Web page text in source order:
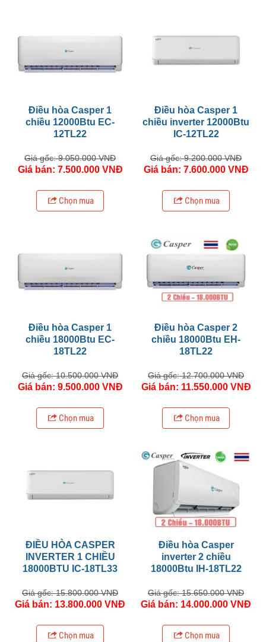
Điều hòa Casper 1
chiều 12000Btu EC-
12TL22
Giá gốc: 9.050.000 VNĐ
Giá bán: 7.500.000 VNĐ
Chọn mua
Điều hòa Casper 1
chiều inverter 12000Btu
IC-12TL22
Giá gốc: 9.200.000 VNĐ
Giá bán: 7.600.000 VNĐ
Chọn mua
Điều hòa Casper 1
chiều 18000Btu EC-
18TL22
Giá gốc: 10.500.000 VNĐ
Giá bán: 9.500.000 VNĐ
Chọn mua
Điều hòa Casper 2
chiều 18000Btu EH-
18TL22
Giá gốc: 12.700.000 VNĐ
Giá bán: 11.550.000 VNĐ
Chọn mua
ĐIỀU HÒA CASPER
INVERTER 1 CHIỀU
18000BTU IC-18TL33
Giá gốc: 15.800.000 VNĐ
Giá bán: 13.800.000 VNĐ
Chọn mua
Điều hòa Casper
inverter 2 chiều
18000Btu IH-18TL22
Giá gốc: 15.650.000 VNĐ
Giá bán: 14.000.000 VNĐ
Chọn mua